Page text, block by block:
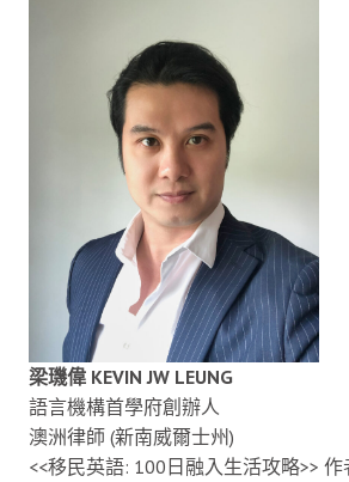
梁璣偉 KEVIN JW LEUNG
語言機構首學府創辦人
澳洲律師 (新南威爾士州)
<<移民英語: 100日融入生活攻略>> 作